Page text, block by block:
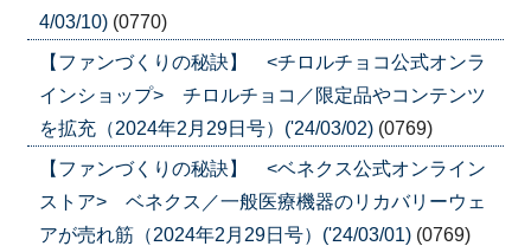
4/03/10) (0770)
【ファンづくりの秘訣】 <チロルチョコ公式オンラ
インショップ> チロルチョコ／限定品やコンテンツ
を拡充（2024年2月29日号）('24/03/02) (0769)
【ファンづくりの秘訣】 <ベネクス公式オンライン
ストア> ベネクス／一般医療機器のリカバリーウェ
アが売れ筋（2024年2月29日号）('24/03/01) (0769)